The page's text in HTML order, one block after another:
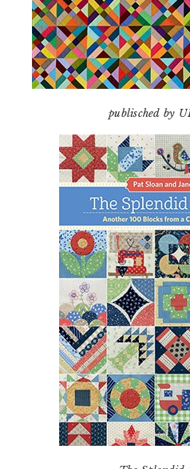
publisched by